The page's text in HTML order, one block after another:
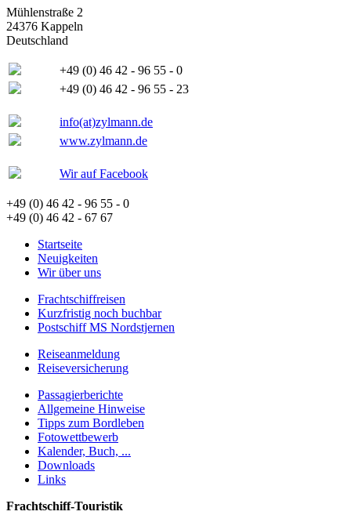
Mühlenstraße 2
24376 Kappeln
Deutschland
+49 (0) 46 42 - 96 55 - 0
+49 (0) 46 42 - 96 55 - 23
info(at)zylmann.de
www.zylmann.de
Wir auf Facebook
+49 (0) 46 42 - 96 55 - 0
+49 (0) 46 42 - 67 67
Startseite
Neuigkeiten
Wir über uns
Frachtschiffreisen
Kurzfristig noch buchbar
Postschiff MS Nordstjernen
Reiseanmeldung
Reiseversicherung
Passagierberichte
Allgemeine Hinweise
Tipps zum Bordleben
Fotowettbewerb
Kalender, Buch, ...
Downloads
Links
Frachtschiff-Touristik